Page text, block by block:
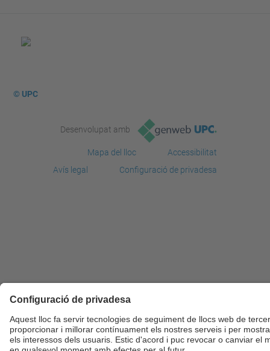
© UPC
Desenvolupat amb
Mapa del lloc
Accessibilitat
Avís legal
Configuració de privadesa